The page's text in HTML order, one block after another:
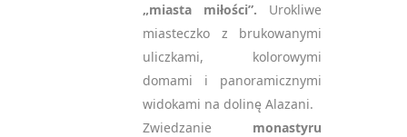
„miasta miłości”. Urokliwe
miasteczko z brukowanymi
uliczkami, kolorowymi
domami i panoramicznymi
widokami na dolinę Alazani.
Zwiedzanie monastyru